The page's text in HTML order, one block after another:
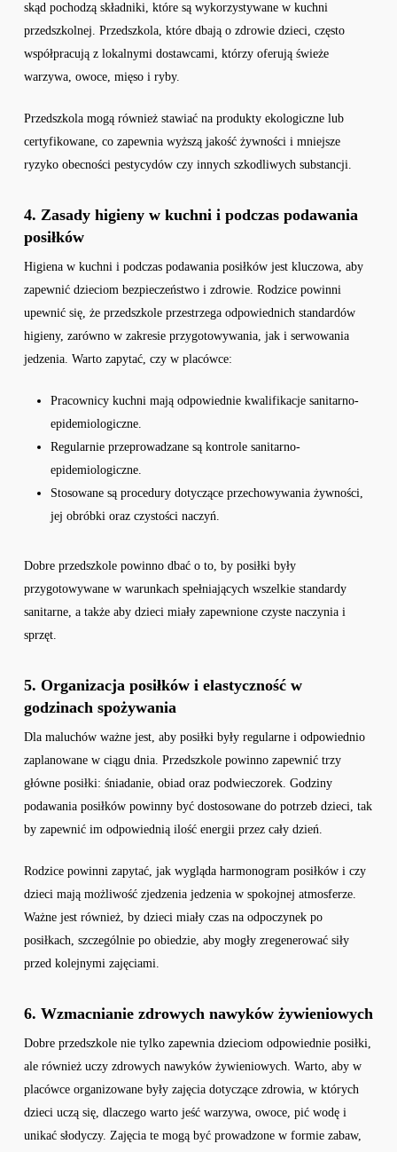
skąd pochodzą składniki, które są wykorzystywane w kuchni
przedszkolnej. Przedszkola, które dbają o zdrowie dzieci, często
współpracują z lokalnymi dostawcami, którzy oferują świeże
warzywa, owoce, mięso i ryby.
Przedszkola mogą również stawiać na produkty ekologiczne lub
certyfikowane, co zapewnia wyższą jakość żywności i mniejsze
ryzyko obecności pestycydów czy innych szkodliwych substancji.
4. Zasady higieny w kuchni i podczas podawania
posiłków
Higiena w kuchni i podczas podawania posiłków jest kluczowa, aby
zapewnić dzieciom bezpieczeństwo i zdrowie. Rodzice powinni
upewnić się, że przedszkole przestrzega odpowiednich standardów
higieny, zarówno w zakresie przygotowywania, jak i serwowania
jedzenia. Warto zapytać, czy w placówce:
Pracownicy kuchni mają odpowiednie kwalifikacje sanitarno-
epidemiologiczne.
Regularnie przeprowadzane są kontrole sanitarno-
epidemiologiczne.
Stosowane są procedury dotyczące przechowywania żywności,
jej obróbki oraz czystości naczyń.
Dobre przedszkole powinno dbać o to, by posiłki były
przygotowywane w warunkach spełniających wszelkie standardy
sanitarne, a także aby dzieci miały zapewnione czyste naczynia i
sprzęt.
5. Organizacja posiłków i elastyczność w
godzinach spożywania
Dla maluchów ważne jest, aby posiłki były regularne i odpowiednio
zaplanowane w ciągu dnia. Przedszkole powinno zapewnić trzy
główne posiłki: śniadanie, obiad oraz podwieczorek. Godziny
podawania posiłków powinny być dostosowane do potrzeb dzieci, tak
by zapewnić im odpowiednią ilość energii przez cały dzień.
Rodzice powinni zapytać, jak wygląda harmonogram posiłków i czy
dzieci mają możliwość zjedzenia jedzenia w spokojnej atmosferze.
Ważne jest również, by dzieci miały czas na odpoczynek po
posiłkach, szczególnie po obiedzie, aby mogły zregenerować siły
przed kolejnymi zajęciami.
6. Wzmacnianie zdrowych nawyków żywieniowych
Dobre przedszkole nie tylko zapewnia dzieciom odpowiednie posiłki,
ale również uczy zdrowych nawyków żywieniowych. Warto, aby w
placówce organizowane były zajęcia dotyczące zdrowia, w których
dzieci uczą się, dlaczego warto jeść warzywa, owoce, pić wodę i
unikać słodyczy. Zajęcia te mogą być prowadzone w formie zabaw,